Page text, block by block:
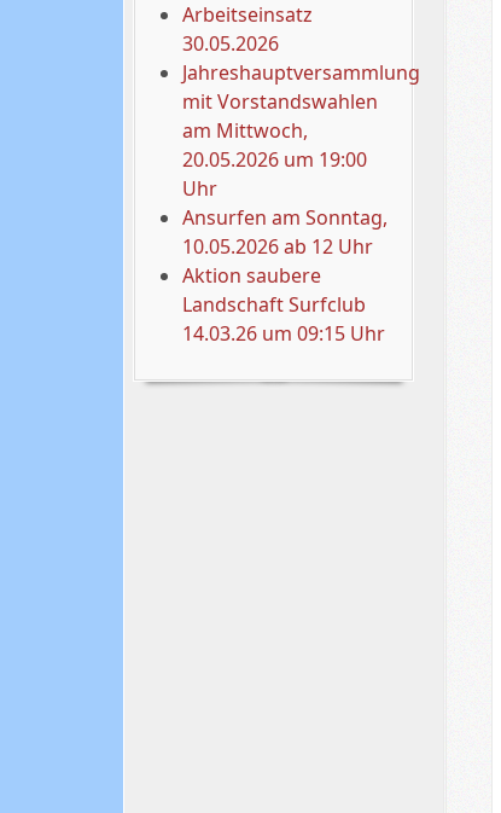
Arbeitseinsatz
30.05.2026
Jahreshauptversammlung
mit Vorstandswahlen
am Mittwoch,
20.05.2026 um 19:00
Uhr
Ansurfen am Sonntag,
10.05.2026 ab 12 Uhr
Aktion saubere
Landschaft Surfclub
14.03.26 um 09:15 Uhr